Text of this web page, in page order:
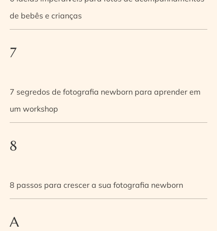
de bebês e crianças
7
7 segredos de fotografia newborn para aprender em
um workshop
8
8 passos para crescer a sua fotografia newborn
A